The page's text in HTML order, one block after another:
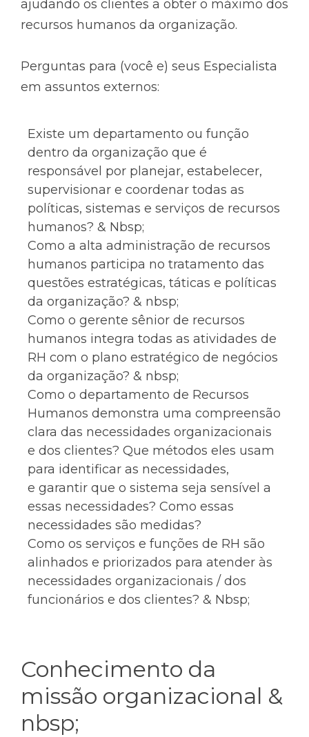
ajudando os clientes a obter o máximo dos
recursos humanos da organização.
Perguntas para (você e) seus Especialista
em assuntos externos:
Existe um departamento ou função
dentro da organização que é
responsável por planejar, estabelecer,
supervisionar e coordenar todas as
políticas, sistemas e serviços de recursos
humanos? & Nbsp;
Como a alta administração de recursos
humanos participa no tratamento das
questões estratégicas, táticas e políticas
da organização? & nbsp;
Como o gerente sênior de recursos
humanos integra todas as atividades de
RH com o plano estratégico de negócios
da organização? & nbsp;
Como o departamento de Recursos
Humanos demonstra uma compreensão
clara das necessidades organizacionais
e dos clientes? Que métodos eles usam
para identificar as necessidades,
e garantir que o sistema seja sensível a
essas necessidades? Como essas
necessidades são medidas?
Como os serviços e funções de RH são
alinhados e priorizados para atender às
necessidades organizacionais / dos
funcionários e dos clientes? & Nbsp;
Conhecimento da
missão organizacional &
nbsp;